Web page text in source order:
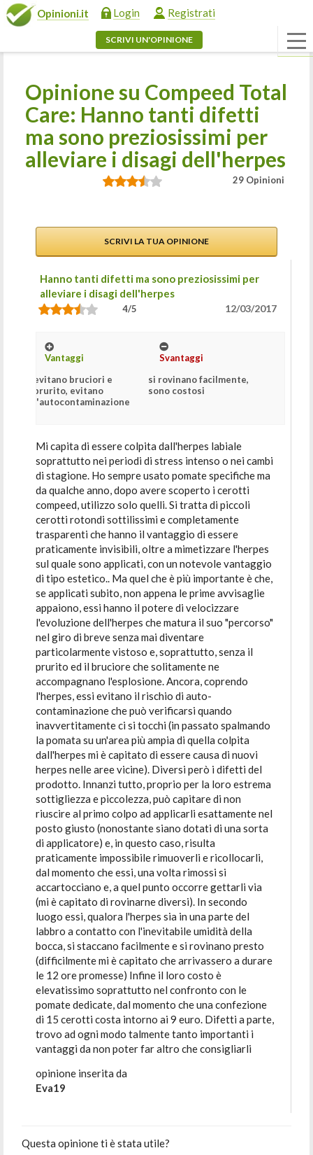
Opinioni.it Login Registrati
SCRIVI UN'OPINIONE
Opinione su Compeed Total
Care: Hanno tanti difetti
ma sono preziosissimi per
alleviare i disagi dell'herpes
29 Opinioni
SCRIVI LA TUA OPINIONE
Hanno tanti difetti ma sono preziosissimi per
alleviare i disagi dell'herpes
4/5 12/03/2017
Vantaggi
evitano bruciori e
prurito, evitano
l'autocontaminazione
Svantaggi
si rovinano facilmente,
sono costosi
Mi capita di essere colpita dall'herpes labiale
soprattutto nei periodi di stress intenso o nei cambi
di stagione. Ho sempre usato pomate specifiche ma
da qualche anno, dopo avere scoperto i cerotti
compeed, utilizzo solo quelli. Si tratta di piccoli
cerotti rotondi sottilissimi e completamente
trasparenti che hanno il vantaggio di essere
praticamente invisibili, oltre a mimetizzare l'herpes
sul quale sono applicati, con un notevole vantaggio
di tipo estetico.. Ma quel che è più importante è che,
se applicati subito, non appena le prime avvisaglie
appaiono, essi hanno il potere di velocizzare
l'evoluzione dell'herpes che matura il suo "percorso"
nel giro di breve senza mai diventare
particolarmente vistoso e, soprattutto, senza il
prurito ed il bruciore che solitamente ne
accompagnano l'esplosione. Ancora, coprendo
l'herpes, essi evitano il rischio di auto-
contaminazione che può verificarsi quando
inavvertitamente ci si tocchi (in passato spalmando
la pomata su un'area più ampia di quella colpita
dall'herpes mi è capitato di essere causa di nuovi
herpes nelle aree vicine). Diversi però i difetti del
prodotto. Innanzi tutto, proprio per la loro estrema
sottigliezza e piccolezza, può capitare di non
riuscire al primo colpo ad applicarli esattamente nel
posto giusto (nonostante siano dotati di una sorta
di applicatore) e, in questo caso, risulta
praticamente impossibile rimuoverli e ricollocarli,
dal momento che essi, una volta rimossi si
accartocciano e, a quel punto occorre gettarli via
(mi è capitato di rovinarne diversi). In secondo
luogo essi, qualora l'herpes sia in una parte del
labbro a contatto con l'inevitabile umidità della
bocca, si staccano facilmente e si rovinano presto
(difficilmente mi è capitato che arrivassero a durare
le 12 ore promesse) Infine il loro costo è
elevatissimo soprattutto nel confronto con le
pomate dedicate, dal momento che una confezione
di 15 cerotti costa intorno ai 9 euro. Difetti a parte,
trovo ad ogni modo talmente tanto importanti i
vantaggi da non poter far altro che consigliarli
opinione inserita da
Eva19
Questa opinione ti è stata utile?